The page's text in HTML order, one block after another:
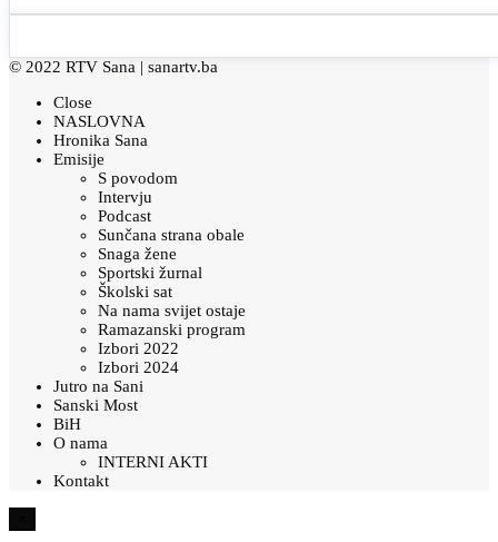
© 2022 RTV Sana | sanartv.ba
Close
NASLOVNA
Hronika Sana
Emisije
S povodom
Intervju
Podcast
Sunčana strana obale
Snaga žene
Sportski žurnal
Školski sat
Na nama svijet ostaje
Ramazanski program
Izbori 2022
Izbori 2024
Jutro na Sani
Sanski Most
BiH
O nama
INTERNI AKTI
Kontakt